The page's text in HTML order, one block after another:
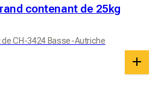
contenant de 25kg
CH-3424 Basse-Autriche